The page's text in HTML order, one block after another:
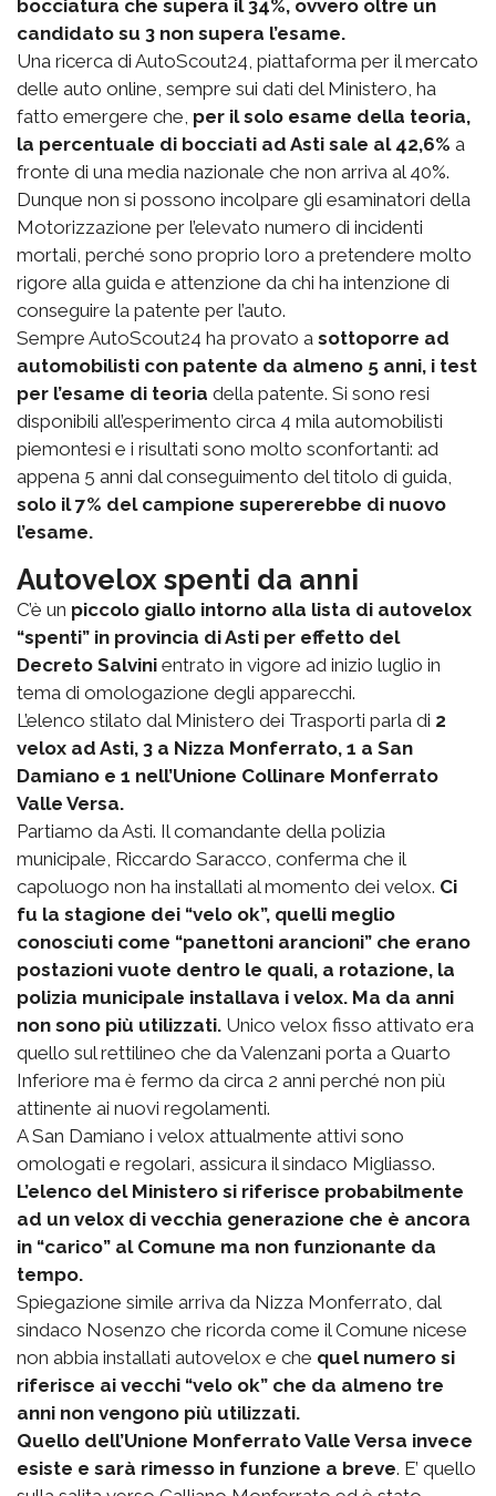
bocciatura che supera il 34%, ovvero oltre un
candidato su 3 non supera l’esame.
Una ricerca di AutoScout24, piattaforma per il mercato
delle auto online, sempre sui dati del Ministero, ha
fatto emergere che, per il solo esame della teoria,
la percentuale di bocciati ad Asti sale al 42,6% a
fronte di una media nazionale che non arriva al 40%.
Dunque non si possono incolpare gli esaminatori della
Motorizzazione per l’elevato numero di incidenti
mortali, perché sono proprio loro a pretendere molto
rigore alla guida e attenzione da chi ha intenzione di
conseguire la patente per l’auto.
Sempre AutoScout24 ha provato a sottoporre ad
automobilisti con patente da almeno 5 anni, i test
per l’esame di teoria della patente. Si sono resi
disponibili all’esperimento circa 4 mila automobilisti
piemontesi e i risultati sono molto sconfortanti: ad
appena 5 anni dal conseguimento del titolo di guida,
solo il 7% del campione supererebbe di nuovo
l’esame.
Autovelox spenti da anni
C’è un piccolo giallo intorno alla lista di autovelox
“spenti” in provincia di Asti per effetto del
Decreto Salvini entrato in vigore ad inizio luglio in
tema di omologazione degli apparecchi.
L’elenco stilato dal Ministero dei Trasporti parla di 2
velox ad Asti, 3 a Nizza Monferrato, 1 a San
Damiano e 1 nell’Unione Collinare Monferrato
Valle Versa.
Partiamo da Asti. Il comandante della polizia
municipale, Riccardo Saracco, conferma che il
capoluogo non ha installati al momento dei velox. Ci
fu la stagione dei “velo ok”, quelli meglio
conosciuti come “panettoni arancioni” che erano
postazioni vuote dentro le quali, a rotazione, la
polizia municipale installava i velox. Ma da anni
non sono più utilizzati. Unico velox fisso attivato era
quello sul rettilineo che da Valenzani porta a Quarto
Inferiore ma è fermo da circa 2 anni perché non più
attinente ai nuovi regolamenti.
A San Damiano i velox attualmente attivi sono
omologati e regolari, assicura il sindaco Migliasso.
L’elenco del Ministero si riferisce probabilmente
ad un velox di vecchia generazione che è ancora
in “carico” al Comune ma non funzionante da
tempo.
Spiegazione simile arriva da Nizza Monferrato, dal
sindaco Nosenzo che ricorda come il Comune nicese
non abbia installati autovelox e che quel numero si
riferisce ai vecchi “velo ok” che da almeno tre
anni non vengono più utilizzati.
Quello dell’Unione Monferrato Valle Versa invece
esiste e sarà rimesso in funzione a breve. E’ quello